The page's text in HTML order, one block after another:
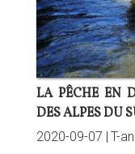
LA PÊCHE EN
DES ALPES DU
2020-09-07 | T-